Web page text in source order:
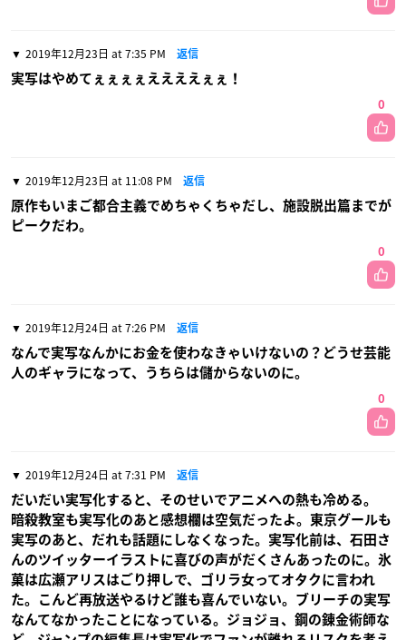
2019年12月23日 at 7:35 PM 返信
実写はやめてぇぇぇぇええええぇぇ！
0
2019年12月23日 at 11:08 PM 返信
原作もいまご都合主義でめちゃくちゃだし、施設脱出篇までが
ピークだわ。
0
2019年12月24日 at 7:26 PM 返信
なんで実写なんかにお金を使わなきゃいけないの？どうせ芸能
人のギャラになって、うちらは儲からないのに。
0
2019年12月24日 at 7:31 PM 返信
だいだい実写化すると、そのせいでアニメへの熱も冷める。
暗殺教室も実写化のあと感想欄は空気だったよ。東京グールも
実写のあと、だれも話題にしなくなった。実写化前は、石田さ
んのツイッターイラストに喜びの声がだくさんあったのに。氷
菓は広瀬アリスはごり押しで、ゴリラ女ってオタクに言われ
た。こんど再放送やるけど誰も喜んでいない。ブリーチの実写
なんてなかったことになっている。ジョジョ、鋼の錬金術師な